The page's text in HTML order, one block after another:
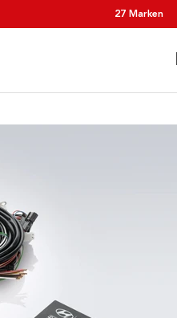
27 Marken